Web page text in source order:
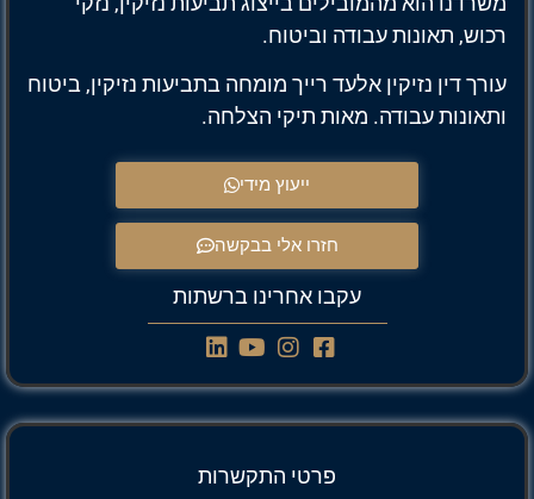
רכוש, תאונות עבודה וביטוח.
עורך דין נזיקין אלעד רייך מומחה בתביעות נזיקין, ביטוח
ותאונות עבודה. מאות תיקי הצלחה.
ייעוץ מידי
חזרו אלי בבקשה
עקבו אחרינו ברשתות
פרטי התקשרות